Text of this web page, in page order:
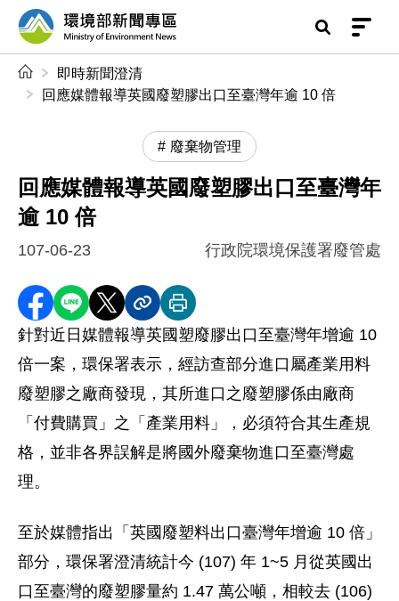
前往中央內容區塊
環境部新聞專區
即時新聞澄清
回應媒體報導英國廢塑膠出口至臺灣年逾 10 倍
廢棄物管理
回應媒體報導英國廢塑膠出口至臺灣年
逾 10 倍
107-06-23 行政院環境保護署廢管處
分享至 Facebook
分享到 LINE
分享到 X分享內容連結
列印本頁
針對近日媒體報導英國塑廢膠出口至臺灣年增逾 10
倍一案，環保署表示，經訪查部分進口屬產業用料
廢塑膠之廠商發現，其所進口之廢塑膠係由廠商
「付費購買」之「產業用料」，必須符合其生產規
格，並非各界誤解是將國外廢棄物進口至臺灣處
理。
至於媒體指出「英國廢塑料出口臺灣年增逾 10 倍」
部分，環保署澄清統計今 (107) 年 1~5 月從英國出
口至臺灣的廢塑膠量約 1.47 萬公噸，相較去 (106)